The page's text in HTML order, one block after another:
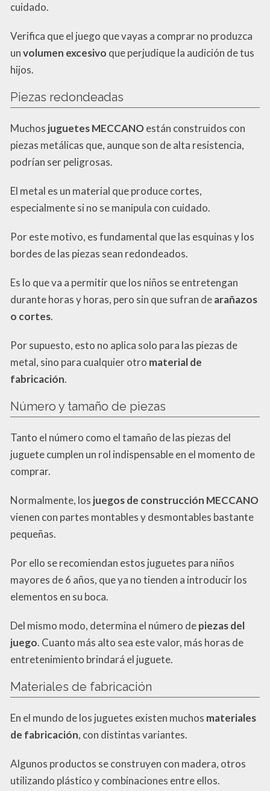
cuidado.
Verifica que el juego que vayas a comprar no produzca
unvolumen excesivo que perjudique la audición de tus
hijos.
Piezas redondeadas
Muchos juguetes MECCANO están construidos con
piezas metálicas que, aunque son de alta resistencia,
podrían ser peligrosas.
El metal es un material que produce cortes,
especialmente si no se manipula con cuidado.
Por este motivo, es fundamental que las esquinas y los
bordes de las piezas sean redondeados.
Es lo que va a permitir que los niños se entretengan
durante horas y horas, pero sin que sufran dearañazos
o cortes.
Por supuesto, esto no aplica solo para las piezas de
metal, sino para cualquier otro material de
fabricación.
Número y tamaño de piezas
Tanto el número como el tamaño de las piezas del
juguete cumplen un rol indispensable en el momento de
comprar.
Normalmente, los juegos de construcción MECCANO
vienen con partes montables y desmontables bastante
pequeñas.
Por ello se recomiendan estos juguetes para niños
mayores de 6 años, que ya no tienden a introducir los
elementos en su boca.
Del mismo modo, determina el número depiezas del
juego. Cuanto más alto sea este valor, más horas de
entretenimiento brindará el juguete.
Materiales de fabricación
En el mundo de los juguetes existen muchos materiales
de fabricación, con distintas variantes.
Algunos productos se construyen con madera, otros
utilizando plástico y combinaciones entre ellos.